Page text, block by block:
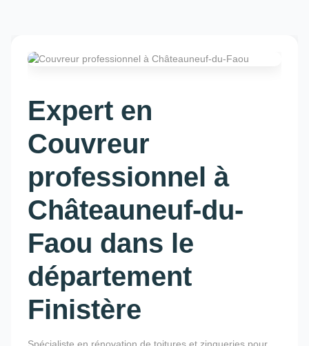
Expert en
Couvreur
professionnel à
Châteauneuf-du-
Faou dans le
département
Finistère